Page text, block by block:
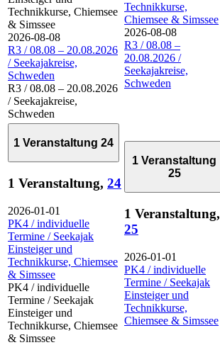
Technikkurse, Chiemsee
& Simssee
2026-08-08
R3 / 08.08 – 20.08.2026
/ Seekajakreise,
Schweden
R3 / 08.08 – 20.08.2026
/ Seekajakreise,
Schweden
Technikkurse,
Chiemsee & Simssee
2026-08-08
R3 / 08.08 –
20.08.2026 /
Seekajakreise,
Schweden
1 Veranstaltung 24
1 Veranstaltung, 24
2026-01-01
PK4 / individuelle
Termine / Seekajak
Einsteiger und
Technikkurse, Chiemsee
& Simssee
PK4 / individuelle
Termine / Seekajak
Einsteiger und
Technikkurse, Chiemsee
& Simssee
1 Veranstaltung
25
1 Veranstaltung,
25
2026-01-01
PK4 / individuelle
Termine / Seekajak
Einsteiger und
Technikkurse,
Chiemsee & Simssee